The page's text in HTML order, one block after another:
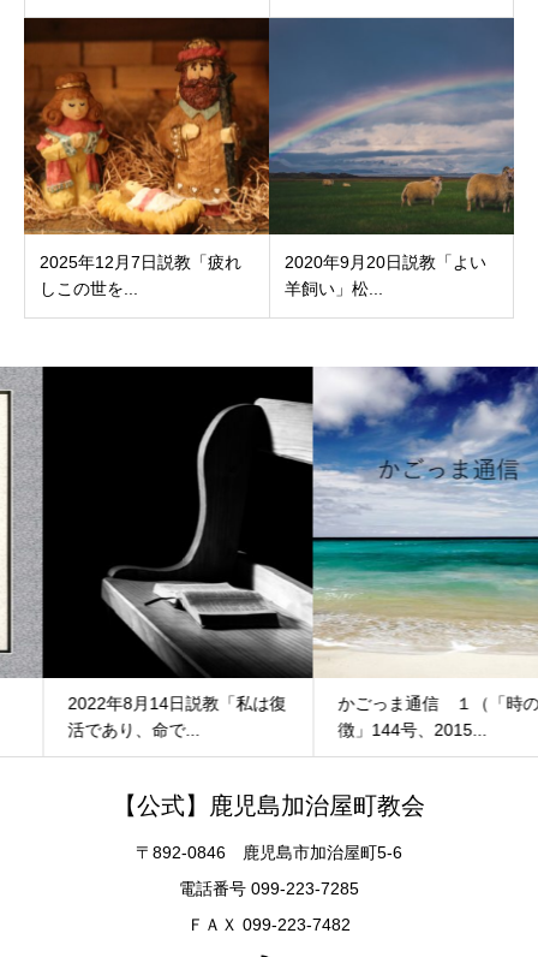
2025年12月7日説教「疲れ
しこの世を...
2020年9月20日説教「よい
羊飼い」松...
2022年8月14日説教「私は復
活であり、命で...
かごっま通信 １（「時の
徴」144号、2015...
【公式】鹿児島加治屋町教会
〒892-0846 鹿児島市加治屋町5-6
電話番号 099-223-7285
ＦＡＸ 099-223-7482